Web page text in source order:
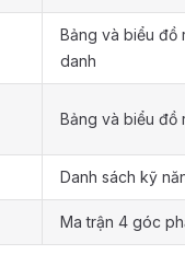
Bảng và biểu đồ
danh
Bảng và biểu đồ
Danh sách kỹ
Ma trận 4 góc